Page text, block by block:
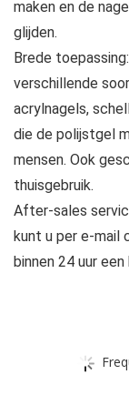
maken en de
glijden.
Brede
verschillende
acrylnagels,
die de polijstgel
mensen. Ook
thuisgebruik.
After-sales
kunt u per e-mail
binnen 24 uur